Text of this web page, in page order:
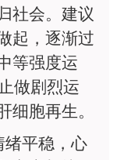
社会。建议
起，逐渐过
等强度运
做剧烈运
细胞再生。
绪平稳，心